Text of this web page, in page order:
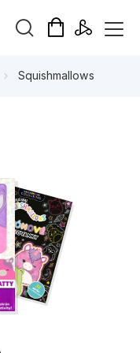
Squishmallows